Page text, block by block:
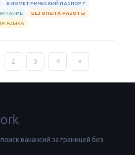
БИОМЕТРИЧЕСКИЙ ПАСПОРТ
БЕЗ ОПЫТА РАБОТЫ
ЯЗЫКА
2 3 4 »
вакансий за границей без